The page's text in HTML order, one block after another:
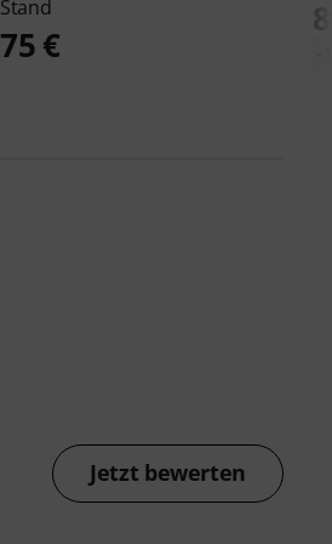
Stand
75 €
Jetzt bewerten